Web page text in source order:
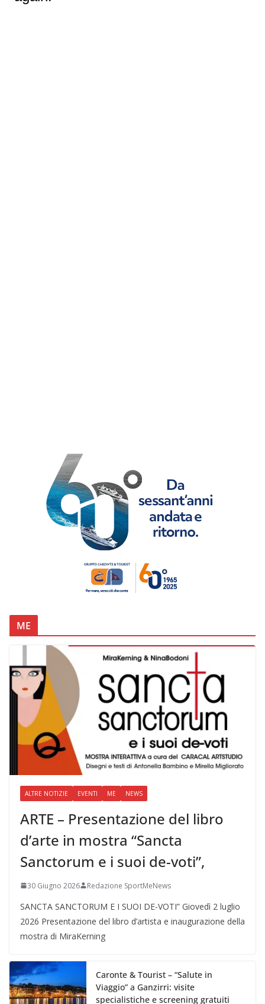
ME
ALTRE NOTIZIE EVENTI ME NEWS
ARTE – Presentazione del libro
d’arte in mostra “Sancta
Sanctorum e i suoi de-voti”,
30 Giugno 2026 Redazione SportMeNews
SANCTA SANCTORUM E I SUOI DE-VOTI” Giovedì 2 luglio
2026 Presentazione del libro d’artista e inaugurazione della
mostra di MiraKerning
Caronte & Tourist – “Salute in
Viaggio” a Ganzirri: visite
specialistiche e screening gratuiti